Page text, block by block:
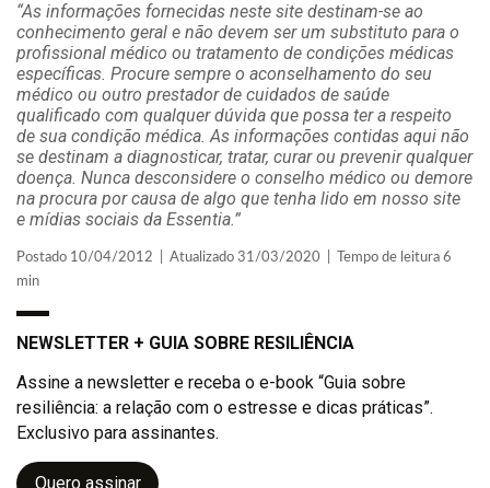
“As informações fornecidas neste site destinam-se ao
conhecimento geral e não devem ser um substituto para o
profissional médico ou tratamento de condições médicas
específicas. Procure sempre o aconselhamento do seu
médico ou outro prestador de cuidados de saúde
qualificado com qualquer dúvida que possa ter a respeito
de sua condição médica. As informações contidas aqui não
se destinam a diagnosticar, tratar, curar ou prevenir qualquer
doença. Nunca desconsidere o conselho médico ou demore
na procura por causa de algo que tenha lido em nosso site
e mídias sociais da Essentia.”
Postado 10/04/2012 | Atualizado 31/03/2020 | Tempo de leitura 6
min
NEWSLETTER + GUIA SOBRE RESILIÊNCIA
Assine a newsletter e receba o e-book “Guia sobre
resiliência: a relação com o estresse e dicas práticas”.
Exclusivo para assinantes.
Quero assinar